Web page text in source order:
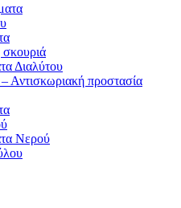
σκουριά
Διαλύτου
Αντισκωριακή προστασία
Νερού